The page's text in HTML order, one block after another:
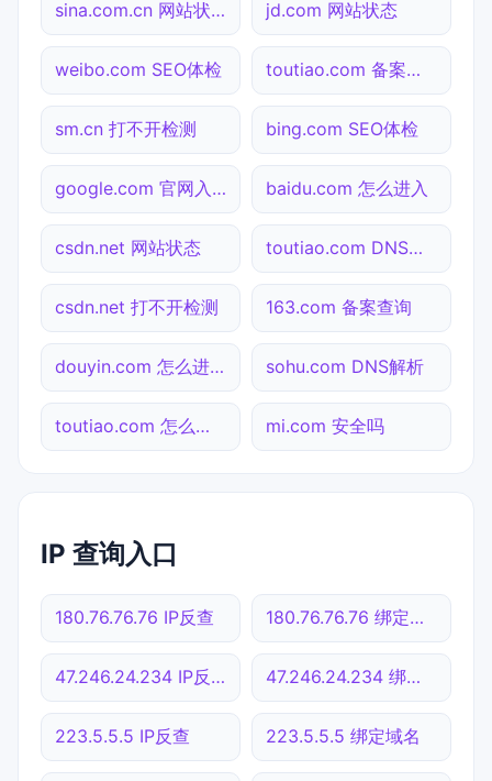
sina.com.cn 网站状态 jd.com 网站状态
weibo.com SEO体检 toutiao.com 备案查询
sm.cn 打不开检测 bing.com SEO体检
google.com 官网入口 baidu.com 怎么进入
csdn.net 网站状态 toutiao.com DNS解析
csdn.net 打不开检测 163.com 备案查询
douyin.com 怎么进入 sohu.com DNS解析
toutiao.com 怎么进入 mi.com 安全吗
IP 查询入口
180.76.76.76 IP反查 180.76.76.76 绑定域名
47.246.24.234 IP反查 47.246.24.234 绑定域名
223.5.5.5 IP反查 223.5.5.5 绑定域名